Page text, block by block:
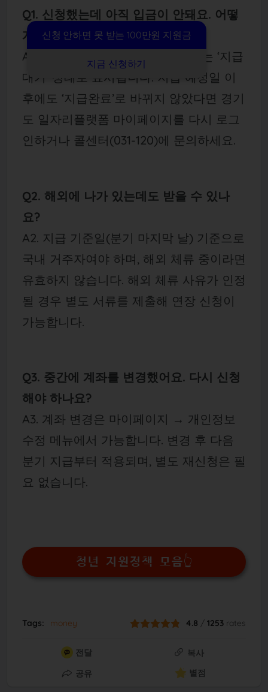
Q1. 신청했는데 아직 입금이 안돼요. 어떻
게 확인하나요?
A1. 신청 후 분기 지급 예정일 전에는 ‘지급
대기’ 상태로 표시됩니다. 지급 예정일 이
후에도 ‘지급완료’로 바뀌지 않았다면 경기
도 일자리플랫폼 마이페이지를 다시 로그
인하거나 콜센터(031-120)에 문의하세요.
Q2. 해외에 나가 있는데도 받을 수 있나
요?
A2. 지급 기준일(분기 마지막 날) 기준으로
국내 거주자여야 하며, 해외 체류 중이라면
유효하지 않습니다. 해외 체류 사유가 인정
될 경우 별도 서류를 제출해 연장 신청이
가능합니다.
Q3. 중간에 계좌를 변경했어요. 다시 신청
해야 하나요?
A3. 계좌 변경은 마이페이지 → 개인정보
수정 메뉴에서 가능합니다. 변경 후 다음
분기 지급부터 적용되며, 별도 재신청은 필
요 없습니다.
청년 지원정책 모음👆
신청 안하면 못 받는 100만원 지원금
지금 신청하기
Tags: money 4.8 /1253 rates
전달
복사
공유
별점